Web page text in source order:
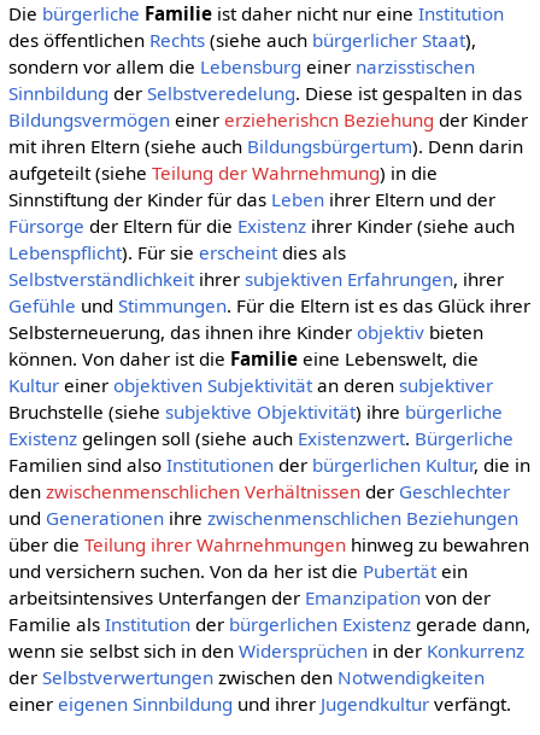
Die bürgerliche Familieist daher nicht nur eine Institution
des öffentlichen Rechts(siehe auch bürgerlicher Staat),
sondern vor allem die Lebensburg einer narzisstischen
Sinnbildung der Selbstveredelung. Diese ist gespalten in das
Bildungsvermögeneiner erzieherishcn Beziehung der Kinder
mit ihren Eltern (siehe auch Bildungsbürgertum). Denn darin
aufgeteilt (siehe Teilung der Wahrnehmung) in die
Sinnstiftung der Kinder für das Lebenihrer Eltern und der
Fürsorge der Eltern für die Existenzihrer Kinder (siehe auch
Lebenspflicht). Für sie erscheintdies als
Selbstverständlichkeitihrer subjektiven Erfahrungen, ihrer
Gefühle und Stimmungen. Für die Eltern ist es das Glück ihrer
Selbsterneuerung, das ihnen ihre Kinder objektivbieten
können. Von daher ist die Familieeine Lebenswelt, die
Kultureiner objektiven Subjektivitätan deren subjektiver
Bruchstelle (siehe subjektive Objektivität) ihre bürgerliche
Existenzgelingen soll (siehe auch Existenzwert. Bürgerliche
Familien sind also Institutionender bürgerlichen Kultur, die in
den zwischenmenschlichen Verhältnissender Geschlechter
und Generationenihre zwischenmenschlichen Beziehungen
über die Teilung ihrer Wahrnehmungenhinweg zu bewahren
und versichern suchen. Von da her ist die Pubertätein
arbeitsintensives Unterfangen der Emanzipationvon der
Familie als Institutionder bürgerlichen Existenzgerade dann,
wenn sie selbst sich in den Widersprüchenin der Konkurrenz
der Selbstverwertungenzwischen den Notwendigkeiten
einer eigenen Sinnbildung und ihrer Jugendkulturverfängt.